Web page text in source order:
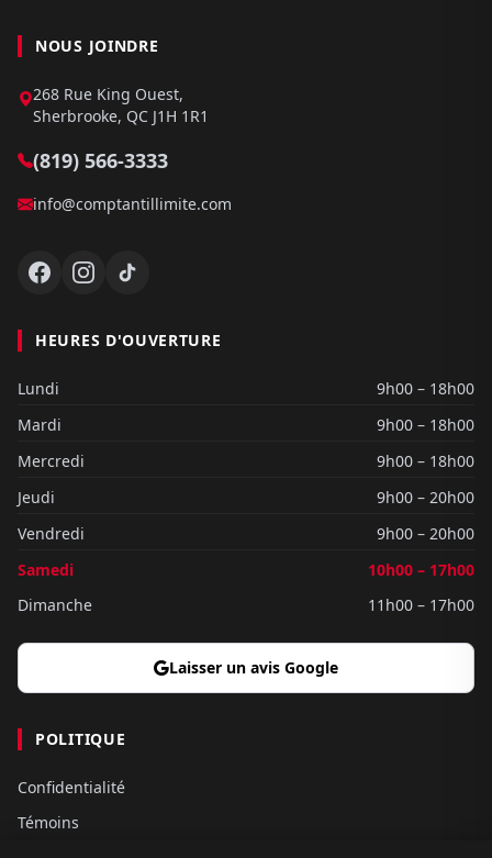
NOUS JOINDRE
268 Rue King Ouest,
Sherbrooke, QC J1H 1R1
(819) 566-3333
info@comptantillimite.com
HEURES D'OUVERTURE
Lundi
9h00 – 18h00
Mardi
9h00 – 18h00
Mercredi
9h00 – 18h00
Jeudi
9h00 – 20h00
Vendredi
9h00 – 20h00
Samedi
10h00 – 17h00
Dimanche
11h00 – 17h00
Laisser un avis Google
POLITIQUE
Confidentialité
Témoins